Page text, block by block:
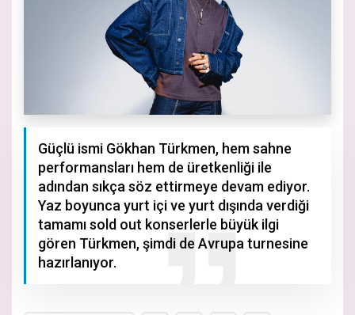
Güçlü ismi Gökhan Türkmen, hem sahne
performansları hem de üretkenliği ile
adından sıkça söz ettirmeye devam ediyor.
Yaz boyunca yurt içi ve yurt dışında verdiği
tamamı sold out konserlerle büyük ilgi
gören Türkmen, şimdi de Avrupa turnesine
hazırlanıyor.